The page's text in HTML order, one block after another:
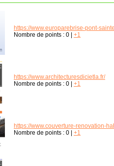
https://www.europarebrise-pont-
Nombre de points : 0 +1
https://www.architecturesdicietla.fr/
Nombre de points : 0 +1
https://www.couverture-renovation-
Nombre de points : 0 +1